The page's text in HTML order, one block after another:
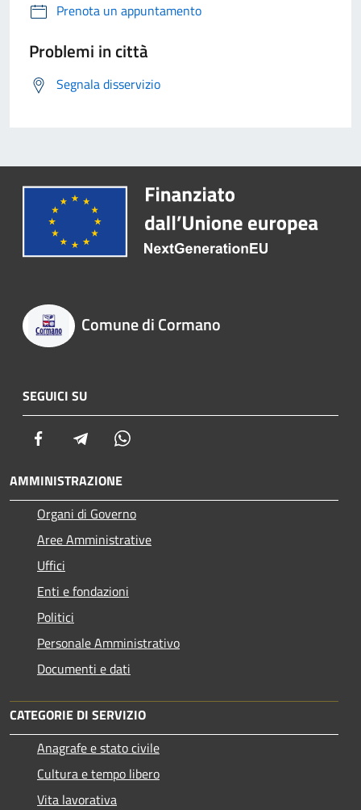
Prenota un appuntamento
Problemi in città
Segnala disservizio
Comune di Cormano
SEGUICI SU
Facebook Telegram
AMMINISTRAZIONE
Organi di Governo
Aree Amministrative
Uffici
Enti e fondazioni
Politici
Personale Amministrativo
Documenti e dati
CATEGORIE DI SERVIZIO
Anagrafe e stato civile
Cultura e tempo libero
Vita lavorativa